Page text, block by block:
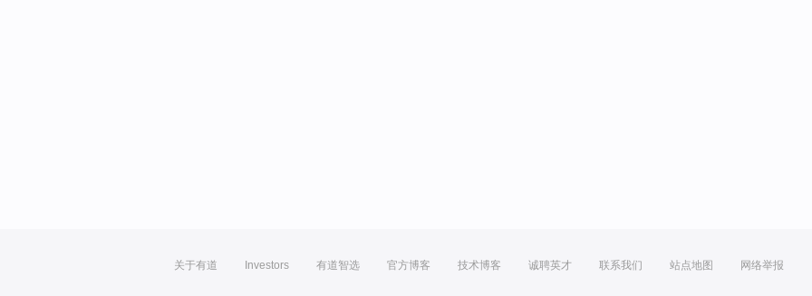
关于有道 Investors 有道智选 官方博客 技术博客 诚聘英才 联系我们 站点地图 网络举报